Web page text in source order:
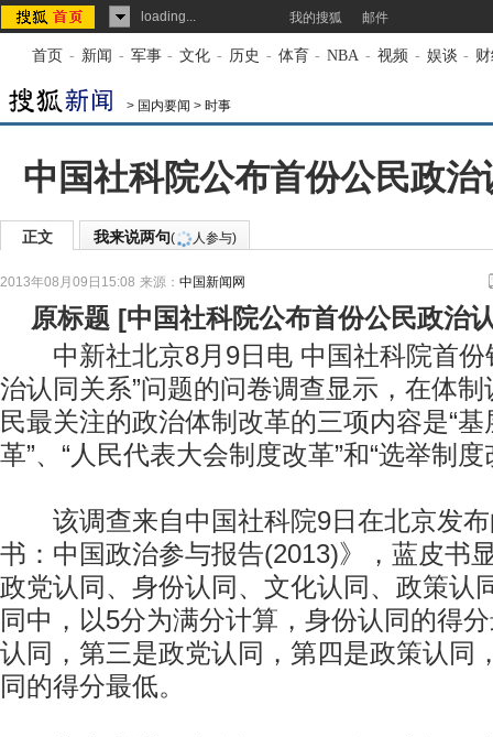
loading... 我的搜狐 邮件
首页 - 新闻 - 军事 - 文化 - 历史 - 体育 - NBA - 视频 - 娱谈 -
> 国内要闻 > 时事
中国社科院公布首份公民政
正文 我来说两句( 人参与)
2013年08月09日15:08 来源： 中国新闻网
原标题 [中国社科院公布首份公民政治
中新社北京8月9日电 中国社科院首份
治认同关系”问题的问卷调查显示，在体
民最关注的政治体制改革的三项内容是“
革”、“人民代表大会制度改革”和“选举制度
该调查来自中国社科院9日在北京发布
书：中国政治参与报告(2013)》，蓝皮书
政党认同、身份认同、文化认同、政策认
同中，以5分为满分计算，身份认同的得
认同，第三是政党认同，第四是政策认同
同的得分最低。